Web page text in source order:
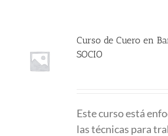
Curso de Cuero en
SOCIO
Este curso está
las técnicas para